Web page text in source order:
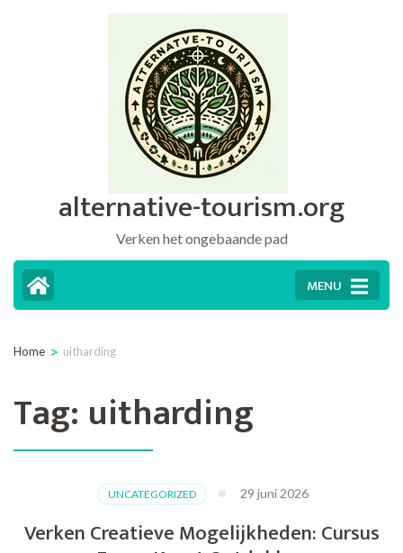
alternative-tourism.org
Verken het ongebaande pad
MENU
Home > uitharding
Tag: uitharding
UNCATEGORIZED 29 juni 2026
Verken Creatieve Mogelijkheden: Cursus